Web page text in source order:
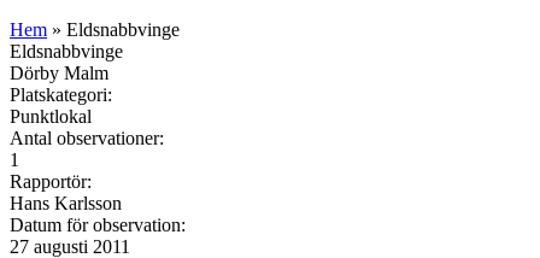
Hem » Eldsnabbvinge
Eldsnabbvinge
Dörby Malm
Platskategori:
Punktlokal
Antal observationer:
1
Rapportör:
Hans Karlsson
Datum för observation:
27 augusti 2011